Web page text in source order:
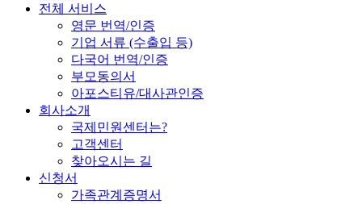
전체 서비스
영문 번역/인증
기업 서류 (수출입 등)
다국어 번역/인증
부모동의서
아포스티유/대사관인증
회사소개
국제민원센터는?
고객센터
찾아오시는 길
신청서
가족관계증명서